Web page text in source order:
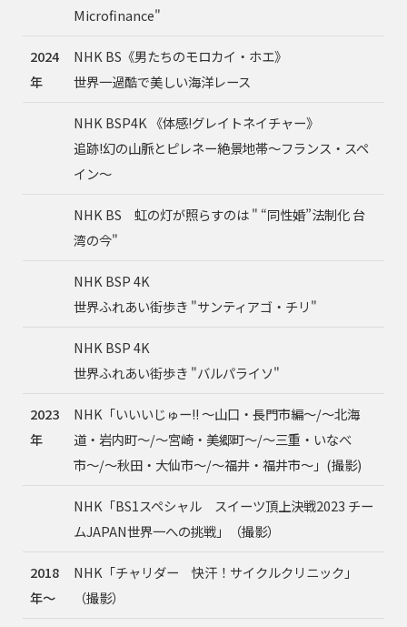
Microfinance"
2024
年
NHK BS《男たちのモロカイ・ホエ》
世界一過酷で美しい海洋レース
NHK BSP4K 《体感!グレイトネイチャー》
追跡!幻の山脈とピレネー絶景地帯～フランス・スペ
イン～
NHK BS 虹の灯が照らすのは " “同性婚”法制化 台
湾の今"
NHK BSP 4K
世界ふれあい街歩き "サンティアゴ・チリ"
NHK BSP 4K
世界ふれあい街歩き "バルパライソ"
2023
年
NHK「いいいじゅー!! 〜山口・長門市編〜/〜北海
道・岩内町〜/〜宮崎・美郷町〜/〜三重・いなべ
市〜/〜秋田・大仙市〜/〜福井・福井市〜」(撮影)
NHK「BS1スペシャル スイーツ頂上決戦2023 チー
ムJAPAN世界一への挑戦」（撮影）
2018
年〜
NHK「チャリダー 快汗！サイクルクリニック」
（撮影）